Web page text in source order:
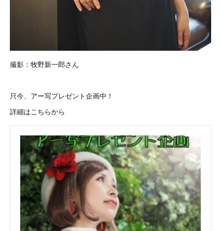
撮影：牧野新一郎さん
只今、アー写プレゼント企画中！
詳細はこちらから